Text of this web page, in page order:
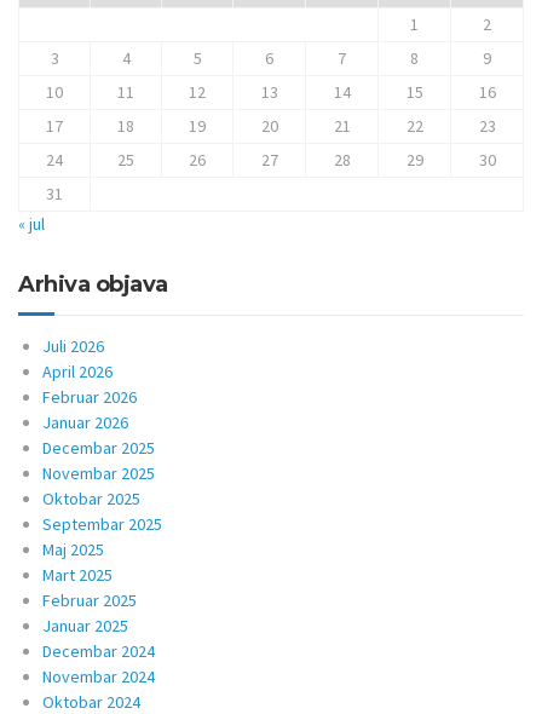
1
2
3
4 5 6 7 8
9
10
11 12 13 14 15
16
17
18 19 20 21 22
23
24
25 26 27 28 29
30
31
« jul
Arhiva objava
Juli 2026
April 2026
Februar 2026
Januar 2026
Decembar 2025
Novembar 2025
Oktobar 2025
Septembar 2025
Maj 2025
Mart 2025
Februar 2025
Januar 2025
Decembar 2024
Novembar 2024
Oktobar 2024